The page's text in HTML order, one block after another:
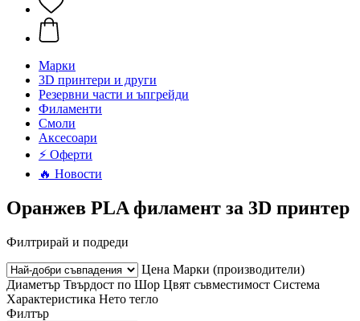
Mарки
3D принтери и други
Резервни части и ъпгрейди
Филаменти
Смоли
Аксесоари
⚡ Оферти
🔥 Новости
Оранжев PLA филамент за 3D принтер
Филтрирай и подреди
Цена Марки (производители)
Диаметър Твърдост по Шор Цвят съвместимост Система
Характеристика Нето тегло
Филтър